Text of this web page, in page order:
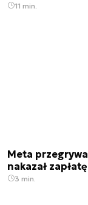
11 min.
Meta
nakazał
3 min.